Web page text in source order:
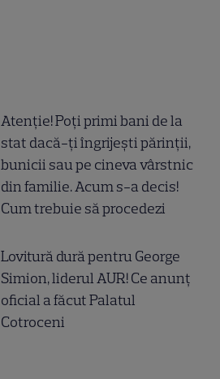
Atenție! Poți primi bani de la
stat dacă-ți îngrijești părinții,
bunicii sau pe cineva vârstnic
din familie. Acum s-a decis!
Cum trebuie să procedezi
Lovitură dură pentru George
Simion, liderul AUR! Ce anunț
oficial a făcut Palatul
Cotroceni